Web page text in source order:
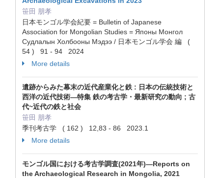
笹田 朋孝
日本モンゴル学会紀要 = Bulletin of Japanese
Association for Mongolian Studies = Японы Монгол
Судлалын Холбооны Мэдээ / 日本モンゴル学会 編 (
54 ) 91 - 94 2024
More details
遺跡からみた幕末の近代産業化と鉄 : 日本の伝統技術と
西洋の近代技術—特集 鉄の考古学・最新研究の動向 ; 古
代~近代の鉄と社会
笹田 朋孝
季刊考古学 ( 162 ) 12,83 - 86 2023.1
More details
モンゴル国における考古学調査(2021年)—Reports on
the Archaeological Research in Mongolia, 2021